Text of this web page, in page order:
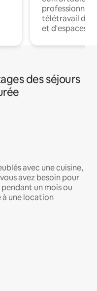
professionnels
télétravail
et d'espaces
des séjours
avec une cuisine,
avez besoin pour
un mois ou
une location